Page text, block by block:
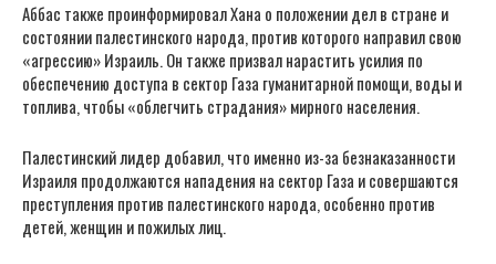
Аббас также проинформировал Хана о положении дел в стране и
состоянии палестинского народа, против которого направил свою
«агрессию» Израиль. Он также призвал нарастить усилия по
обеспечению доступа в сектор Газа гуманитарной помощи, воды и
топлива, чтобы «облегчить страдания» мирного населения.
Палестинский лидер добавил, что именно из-за безнаказанности
Израиля продолжаются нападения на сектор Газа и совершаются
преступления против палестинского народа, особенно против
детей, женщин и пожилых лиц.